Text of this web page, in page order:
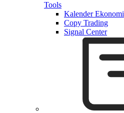
Tools
Kalender Ekonomi
Copy Trading
Signal Center